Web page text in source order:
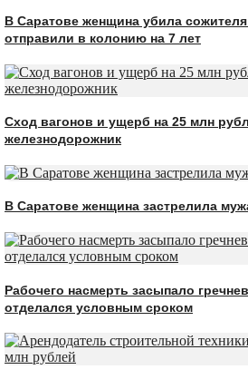
В Саратове женщина убила
отправили в колонию на 7 лет
Сход вагонов и ущерб на 25 млн
железнодорожник
В Саратове женщина застрелила
Рабочего насмерть засыпало
отделался условным сроком